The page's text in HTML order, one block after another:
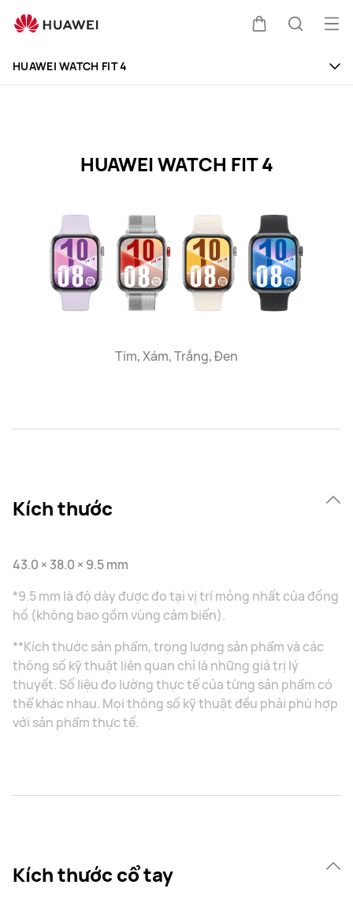
WATCH
Mở
HUAWEI WATCH FIT 4
HUAWEI WATCH FIT 4
Tím, Xám, Trắng, Đen
Kích thước
43.0 × 38.0 × 9.5 mm
*9.5 mm là độ dày được đo tại vị trí mỏng nhất của đồng
hồ (không bao gồm vùng cảm biến).
**Kích thước sản phẩm, trọng lượng sản phẩm và các
thông số kỹ thuật liên quan chỉ là những giá trị lý
thuyết. Số liệu đo lường thực tế của từng sản phẩm có
thể khác nhau. Mọi thông số kỹ thuật đều phải phù hợp
với sản phẩm thực tế.
Kích thước cổ tay